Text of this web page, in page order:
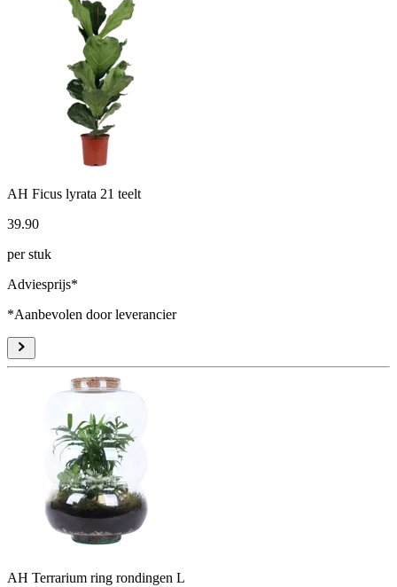
AH Ficus lyrata 21 teelt
39.90
per stuk
Adviesprijs*
*Aanbevolen door leverancier
AH Terrarium ring rondingen L